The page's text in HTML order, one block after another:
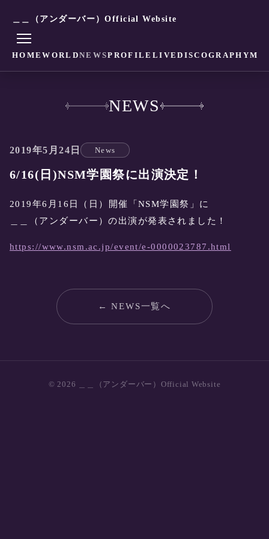
＿＿（アンダーバー）Official Website
HOMEWORLDNEWSPROFILE LIVEDISCOGRAPHY
NEWS
2019年5月24日 News
6/16(日)NSM学園祭に出演決定！
2019年6月16日（日）開催「NSM学園祭」に
＿＿（アンダーバー）の出演が発表されました！
https://www.nsm.ac.jp/event/e-0000023787.html
← NEWS一覧へ
© 2026 ＿＿（アンダーバー）Official Website